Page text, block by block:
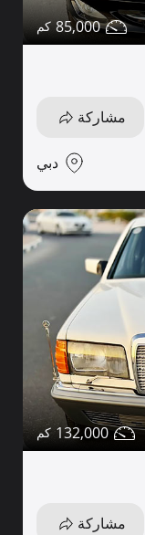
85,000
مشاركة
دبي
132,000
مشاركة